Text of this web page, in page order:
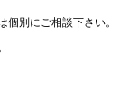
個別にご相談下さい。